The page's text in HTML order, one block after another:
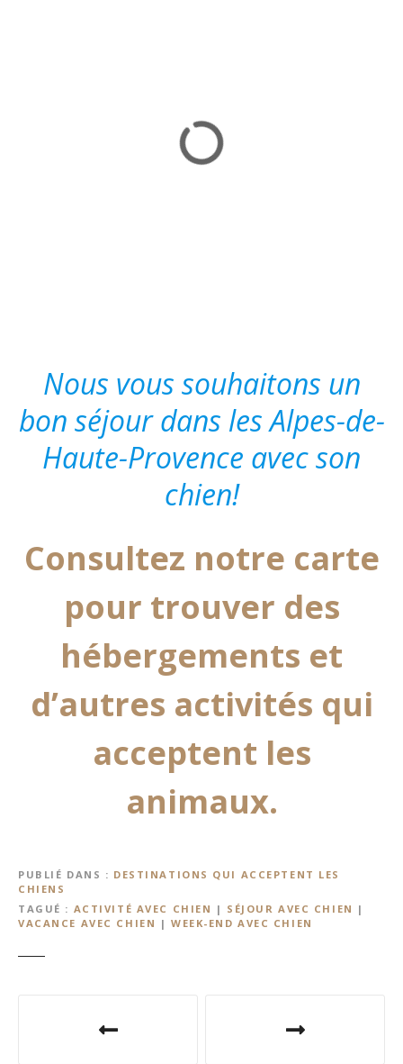
Nous vous souhaitons un
bon séjour dans les Alpes-de-
Haute-Provence avec son
chien!
Consultez notre carte
pour trouver des
hébergements et
d’autres activités qui
acceptent les
animaux.
PUBLIÉ DANS
DESTINATIONS QUI ACCEPTENT LES
CHIENS
TAGUÉ
ACTIVITÉ AVEC CHIEN | SÉJOUR AVEC CHIEN |
VACANCE AVEC CHIEN | WEEK-END AVEC CHIEN